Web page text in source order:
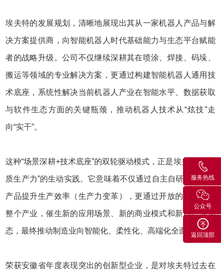
埃夫特的发展规划，清晰地展现出其从一家机器人产品与解
决方案提供商，向智能机器人时代基础能力与生态平台赋能
者的战略升级。公司不仅继续深耕其在喷涂、焊接、码垛、
搬运等领域的专业解决方案，更通过构建智能机器人通用技
术底座，系统性解决当前机器人产业在智能水平、数据获取
与软件生态方面的关键瓶颈，推动机器人技术从“炫技”走
向“实干”。
这种“场景深耕+技术底座”的双轮驱动模式，正是埃夫特对“新
质生产力”的生动实践。它意味着不仅通过自主自研的机器人
产品提升生产效率（生产力变革），更通过开放的平台赋能
整个产业，催生新的应用场景、新的商业模式和新的产业形
态，最终推动制造业向智能化、柔性化、高端化全面演进。
荣获安徽省年度表现突出的创新型企业，是对埃夫特过去在
服务热线
公众号
返回顶部